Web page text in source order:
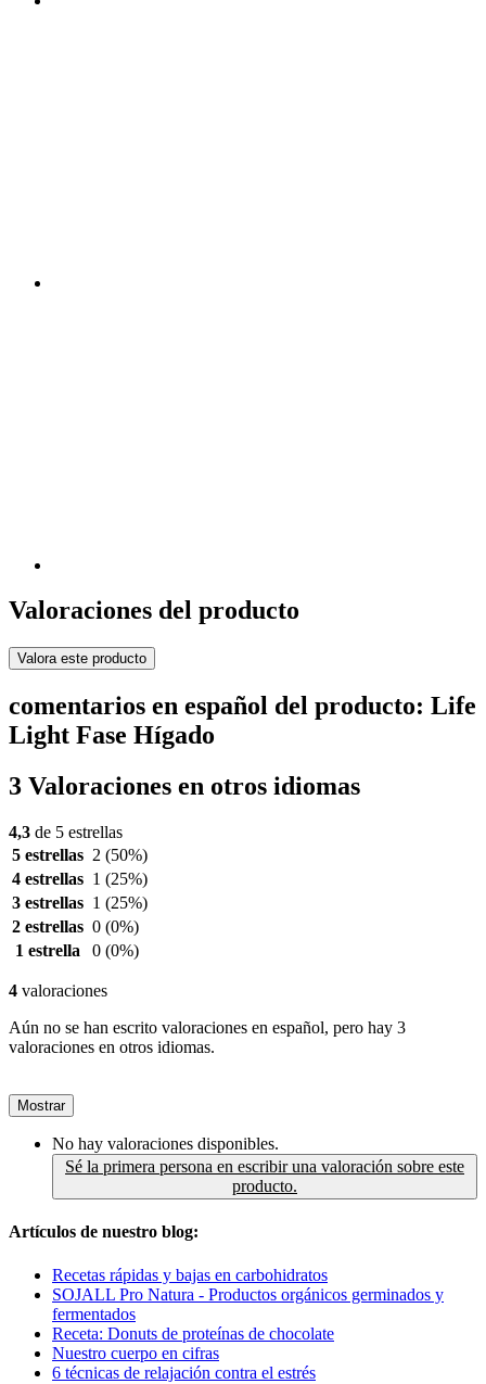
Valoraciones del producto
Valora este producto
comentarios en español del producto: Life
Light Fase Hígado
3 Valoraciones en otros idiomas
4,3 de 5 estrellas
5 estrellas 2 (50%)
4 estrellas 1 (25%)
3 estrellas 1 (25%)
2 estrellas 0 (0%)
1 estrella
0 (0%)
4 valoraciones
Aún no se han escrito valoraciones en español, pero hay 3
valoraciones en otros idiomas.
Mostrar
No hay valoraciones disponibles.
Sé la primera persona en escribir una valoración sobre este
producto.
Artículos de nuestro blog:
Recetas rápidas y bajas en carbohidratos
SOJALL Pro Natura - Productos orgánicos germinados y
fermentados
Receta: Donuts de proteínas de chocolate
Nuestro cuerpo en cifras
6 técnicas de relajación contra el estrés